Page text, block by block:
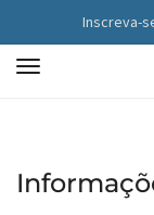
Inscreva-
T
l